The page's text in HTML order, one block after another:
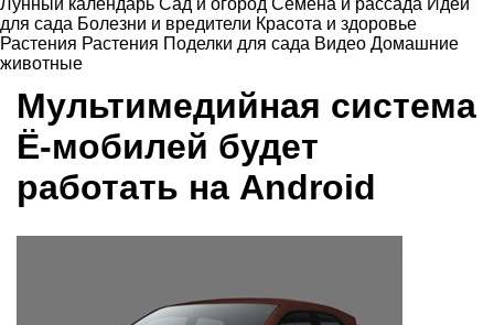
Лунный календарь Сад и огород Семена и рассада Идеи
для сада Болезни и вредители Красота и здоровье
Растения Растения Поделки для сада Видео Домашние
животные
Мультимедийная система
Ё-мобилей будет
работать на Android